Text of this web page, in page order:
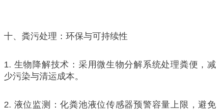
十、粪污处理：环保与可持续性
1. 生物降解技术：采用微生物分解系统处理粪便，减
少污染与清运成本。
2. 液位监测：化粪池液位传感器预警容量上限，避免